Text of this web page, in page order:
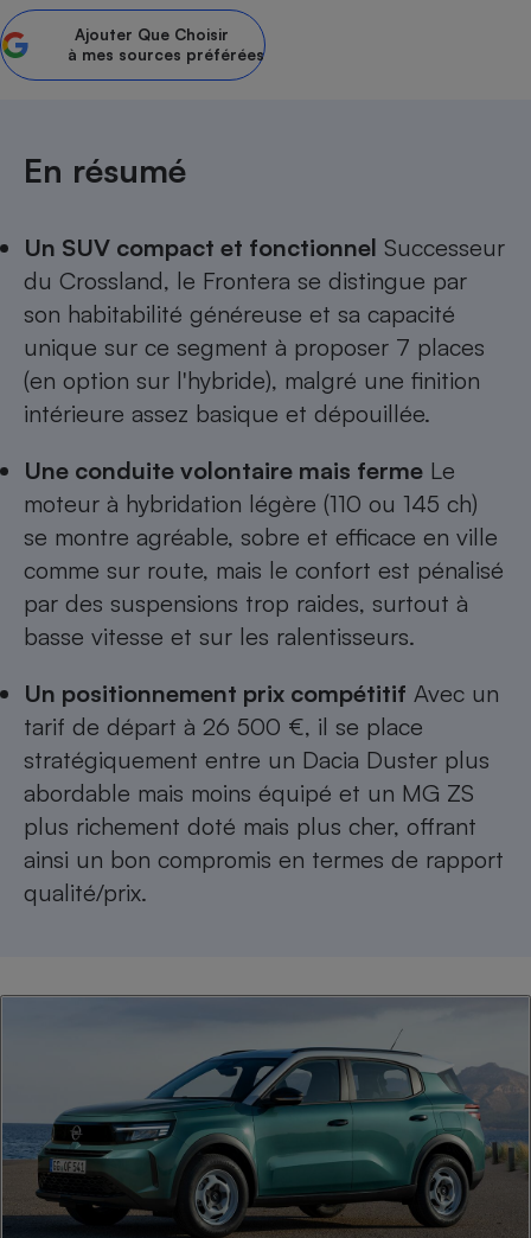
Ajouter Que Choisir
à mes sources préférées
En résumé
Un SUV compact et fonctionnel Successeur
du Crossland, le Frontera se distingue par
son habitabilité généreuse et sa capacité
unique sur ce segment à proposer 7 places
(en option sur l'hybride), malgré une finition
intérieure assez basique et dépouillée.
Une conduite volontaire mais ferme Le
moteur à hybridation légère (110 ou 145 ch)
se montre agréable, sobre et efficace en ville
comme sur route, mais le confort est pénalisé
par des suspensions trop raides, surtout à
basse vitesse et sur les ralentisseurs.
Un positionnement prix compétitif Avec un
tarif de départ à 26 500 €, il se place
stratégiquement entre un Dacia Duster plus
abordable mais moins équipé et un MG ZS
plus richement doté mais plus cher, offrant
ainsi un bon compromis en termes de rapport
qualité/prix.
bouteille
Banque
Lave-linge
Plaque de cuisson à
induction
Climatiseur -
Ventilateur
Cafetière à expressos
Téléviseur
Téléphone mobile -
Smartphone
Antivirus
Radiateur électrique
Climatiseur -
Ventilateur
Antimoustique